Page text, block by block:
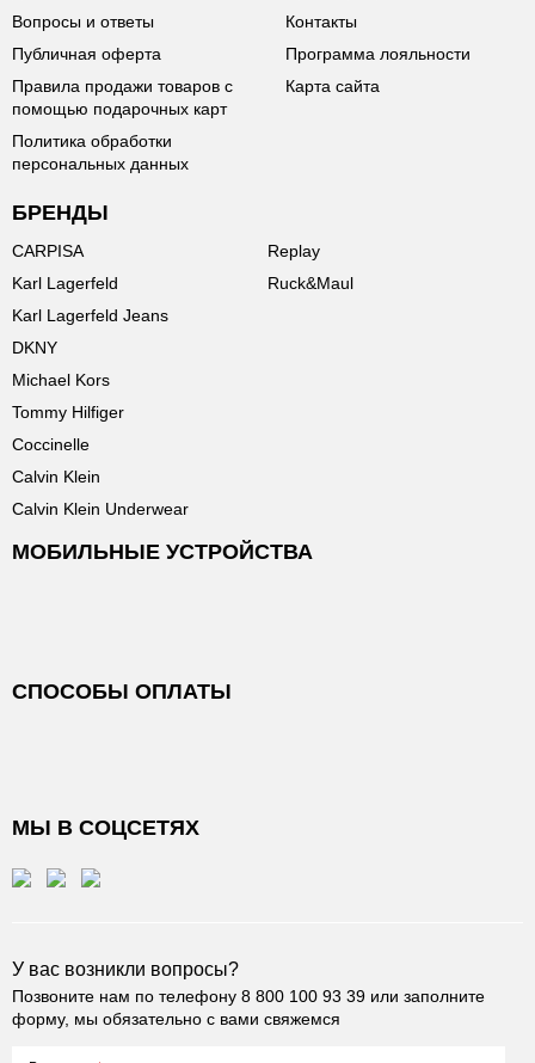
Вопросы и ответы
Публичная оферта
Правила продажи товаров с
помощью подарочных карт
Политика обработки
персональных данных
Контакты
Программа лояльности
Карта сайта
БРЕНДЫ
CARPISA
Karl Lagerfeld
Karl Lagerfeld Jeans
DKNY
Michael Kors
Tommy Hilfiger
Coccinelle
Calvin Klein
Calvin Klein Underwear
Replay
Ruck&Maul
МОБИЛЬНЫЕ УСТРОЙСТВА
СПОСОБЫ ОПЛАТЫ
МЫ В СОЦСЕТЯХ
У вас возникли вопросы?
Позвоните нам по телефону 8 800 100 93 39 или заполните
форму, мы обязательно с вами свяжемся